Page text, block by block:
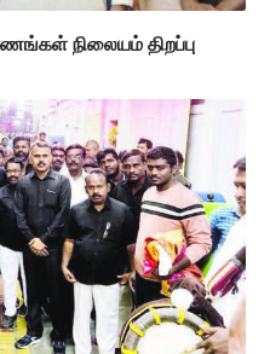
நிலையம் திறப்பு